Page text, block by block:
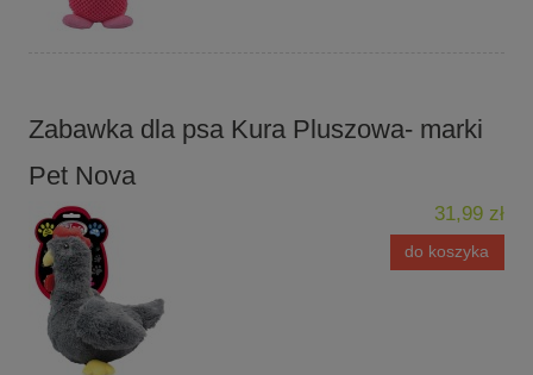
Zabawka dla psa Kura Pluszowa- marki
Pet Nova
31,99 zł
do koszyka